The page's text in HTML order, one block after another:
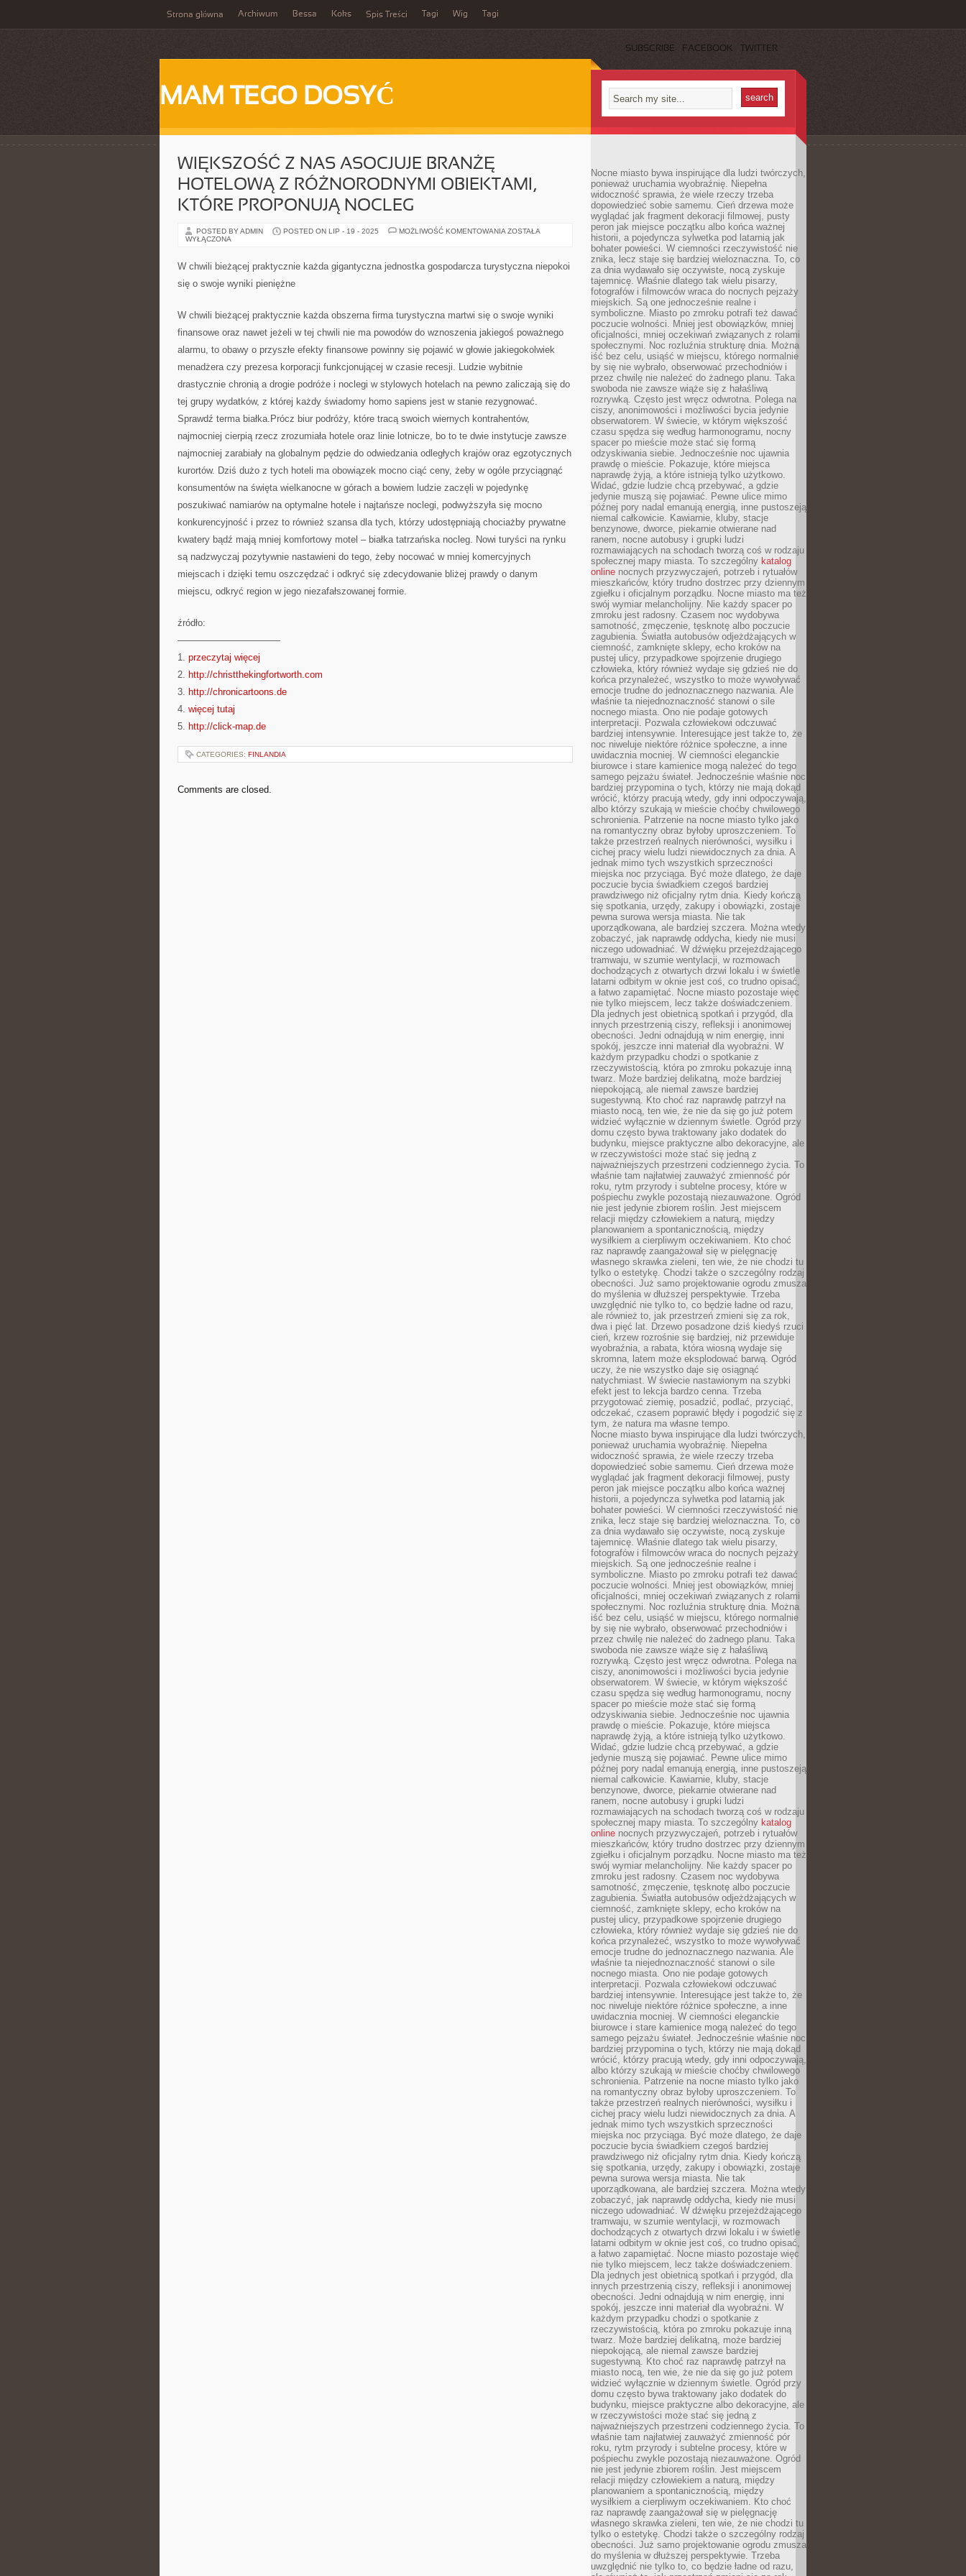
Strona główna Archiwum Bessa Koks Spis Treści Tagi Wig Tagi
SUBSCRIBE FACEBOOK TWITTER
MAM TEGO DOSYĆ
WIĘKSZOŚĆ Z NAS ASOCJUJE BRANŻĘ
HOTELOWĄ Z RÓŻNORODNYMI OBIEKTAMI,
KTÓRE PROPONUJĄ NOCLEG
POSTED BY ADMIN POSTED ON LIP - 19 - 2025 MOŻLIWOŚĆ KOMENTOWANIA WIĘKSZOŚĆ
HOTELOWĄ
NOCLEG
ZOSTAŁA
WYŁĄCZONA
W chwili bieżącej praktycznie każda gigantyczna jednostka gospodarcza turystyczna niepokoi
się o swoje wyniki pieniężne
W chwili bieżącej praktycznie każda obszerna firma turystyczna martwi się o swoje wyniki
finansowe oraz nawet jeżeli w tej chwili nie ma powodów do wznoszenia jakiegoś poważnego
alarmu, to obawy o przyszłe efekty finansowe powinny się pojawić w głowie jakiegokolwiek
menadżera czy prezesa korporacji funkcjonującej w czasie recesji. Ludzie wybitnie
drastycznie chronią a drogie podróże i noclegi w stylowych hotelach na pewno zaliczają się do
tej grupy wydatków, z której każdy świadomy homo sapiens jest w stanie rezygnować.
Sprawdź terma białka.Prócz biur podróży, które tracą swoich wiernych kontrahentów,
najmocniej cierpią rzecz zrozumiała hotele oraz linie lotnicze, bo to te dwie instytucje zawsze
najmocniej zarabiały na globalnym pędzie do odwiedzania odległych krajów oraz egzotycznych
kurortów. Dziś dużo z tych hoteli ma obowiązek mocno ciąć ceny, żeby w ogóle przyciągnąć
konsumentów na święta wielkanocne w górach a bowiem ludzie zaczęli w pojedynkę
poszukiwać namiarów na optymalne hotele i najtańsze noclegi, podwyższyła się mocno
konkurencyjność i przez to również szansa dla tych, którzy udostępniają chociażby prywatne
kwatery bądź mają mniej komfortowy motel – białka tatrzańska nocleg. Nowi turyści na rynku
są nadzwyczaj pozytywnie nastawieni do tego, żeby nocować w mniej komercyjnych
miejscach i dzięki temu oszczędzać i odkryć się zdecydowanie bliżej prawdy o danym
miejscu, odkryć region w jego niezafałszowanej formie.
źródło:
———————————
1. przeczytaj więcej
2. http://christthekingfortworth.com
3. http://chronicartoons.de
4. więcej tutaj
5. http://click-map.de
CATEGORIES: FINLANDIA
Comments are closed.
Nocne miasto bywa inspirujące dla ludzi twórczych,
ponieważ uruchamia wyobraźnię. Niepełna
widoczność sprawia, że wiele rzeczy trzeba
dopowiedzieć sobie samemu. Cień drzewa może
wyglądać jak fragment dekoracji filmowej, pusty
peron jak miejsce początku albo końca ważnej
historii, a pojedyncza sylwetka pod latarnią jak
bohater powieści. W ciemności rzeczywistość nie
znika, lecz staje się bardziej wieloznaczna. To, co
za dnia wydawało się oczywiste, nocą zyskuje
tajemnicę. Właśnie dlatego tak wielu pisarzy,
fotografów i filmowców wraca do nocnych pejzaży
miejskich. Są one jednocześnie realne i
symboliczne. Miasto po zmroku potrafi też dawać
poczucie wolności. Mniej jest obowiązków, mniej
oficjalności, mniej oczekiwań związanych z rolami
społecznymi. Noc rozluźnia strukturę dnia. Można
iść bez celu, usiąść w miejscu, którego normalnie
by się nie wybrało, obserwować przechodniów i
przez chwilę nie należeć do żadnego planu. Taka
swoboda nie zawsze wiąże się z hałaśliwą
rozrywką. Często jest wręcz odwrotna. Polega na
ciszy, anonimowości i możliwości bycia jedynie
obserwatorem. W świecie, w którym większość
czasu spędza się według harmonogramu, nocny
spacer po mieście może stać się formą
odzyskiwania siebie. Jednocześnie noc ujawnia
prawdę o mieście. Pokazuje, które miejsca
naprawdę żyją, a które istnieją tylko użytkowo.
Widać, gdzie ludzie chcą przebywać, a gdzie
jedynie muszą się pojawiać. Pewne ulice mimo
późnej pory nadal emanują energią, inne pustoszeją
niemal całkowicie. Kawiarnie, kluby, stacje
benzynowe, dworce, piekarnie otwierane nad
ranem, nocne autobusy i grupki ludzi
rozmawiających na schodach tworzą coś w rodzaju
społecznej mapy miasta. To szczególny katalog
online nocnych przyzwyczajeń, potrzeb i rytuałów
mieszkańców, który trudno dostrzec przy dziennym
zgiełku i oficjalnym porządku. Nocne miasto ma też
swój wymiar melancholijny. Nie każdy spacer po
zmroku jest radosny. Czasem noc wydobywa
samotność, zmęczenie, tęsknotę albo poczucie
zagubienia. Światła autobusów odjeżdżających w
ciemność, zamknięte sklepy, echo kroków na
pustej ulicy, przypadkowe spojrzenie drugiego
człowieka, który również wydaje się gdzieś nie do
końca przynależeć, wszystko to może wywoływać
emocje trudne do jednoznacznego nazwania. Ale
właśnie ta niejednoznaczność stanowi o sile
nocnego miasta. Ono nie podaje gotowych
interpretacji. Pozwala człowiekowi odczuwać
bardziej intensywnie. Interesujące jest także to, że
noc niweluje niektóre różnice społeczne, a inne
uwidacznia mocniej. W ciemności eleganckie
biurowce i stare kamienice mogą należeć do tego
samego pejzażu świateł. Jednocześnie właśnie noc
bardziej przypomina o tych, którzy nie mają dokąd
wrócić, którzy pracują wtedy, gdy inni odpoczywają,
albo którzy szukają w mieście choćby chwilowego
schronienia. Patrzenie na nocne miasto tylko jako
na romantyczny obraz byłoby uproszczeniem. To
także przestrzeń realnych nierówności, wysiłku i
cichej pracy wielu ludzi niewidocznych za dnia. A
jednak mimo tych wszystkich sprzeczności
miejska noc przyciąga. Być może dlatego, że daje
poczucie bycia świadkiem czegoś bardziej
prawdziwego niż oficjalny rytm dnia. Kiedy kończą
się spotkania, urzędy, zakupy i obowiązki, zostaje
pewna surowa wersja miasta. Nie tak
uporządkowana, ale bardziej szczera. Można wtedy
zobaczyć, jak naprawdę oddycha, kiedy nie musi
niczego udowadniać. W dźwięku przejeżdżającego
tramwaju, w szumie wentylacji, w rozmowach
dochodzących z otwartych drzwi lokalu i w świetle
latarni odbitym w oknie jest coś, co trudno opisać,
a łatwo zapamiętać. Nocne miasto pozostaje więc
nie tylko miejscem, lecz także doświadczeniem.
Dla jednych jest obietnicą spotkań i przygód, dla
innych przestrzenią ciszy, refleksji i anonimowej
obecności. Jedni odnajdują w nim energię, inni
spokój, jeszcze inni materiał dla wyobraźni. W
każdym przypadku chodzi o spotkanie z
rzeczywistością, która po zmroku pokazuje inną
twarz. Może bardziej delikatną, może bardziej
niepokojącą, ale niemal zawsze bardziej
sugestywną. Kto choć raz naprawdę patrzył na
miasto nocą, ten wie, że nie da się go już potem
widzieć wyłącznie w dziennym świetle. Ogród przy
domu często bywa traktowany jako dodatek do
budynku, miejsce praktyczne albo dekoracyjne, ale
w rzeczywistości może stać się jedną z
najważniejszych przestrzeni codziennego życia. To
właśnie tam najłatwiej zauważyć zmienność pór
roku, rytm przyrody i subtelne procesy, które w
pośpiechu zwykle pozostają niezauważone. Ogród
nie jest jedynie zbiorem roślin. Jest miejscem
relacji między człowiekiem a naturą, między
planowaniem a spontanicznością, między
wysiłkiem a cierpliwym oczekiwaniem. Kto choć
raz naprawdę zaangażował się w pielęgnację
własnego skrawka zieleni, ten wie, że nie chodzi tu
tylko o estetykę. Chodzi także o szczególny rodzaj
obecności. Już samo projektowanie ogrodu zmusza
do myślenia w dłuższej perspektywie. Trzeba
uwzględnić nie tylko to, co będzie ładne od razu,
ale również to, jak przestrzeń zmieni się za rok,
dwa i pięć lat. Drzewo posadzone dziś kiedyś rzuci
cień, krzew rozrośnie się bardziej, niż przewiduje
wyobraźnia, a rabata, która wiosną wydaje się
skromna, latem może eksplodować barwą. Ogród
uczy, że nie wszystko daje się osiągnąć
natychmiast. W świecie nastawionym na szybki
efekt jest to lekcja bardzo cenna. Trzeba
przygotować ziemię, posadzić, podlać, przyciąć,
odczekać, czasem poprawić błędy i pogodzić się z
tym, że natura ma własne tempo.
Nocne miasto bywa inspirujące dla ludzi twórczych,
ponieważ uruchamia wyobraźnię. Niepełna
widoczność sprawia, że wiele rzeczy trzeba
dopowiedzieć sobie samemu. Cień drzewa może
wyglądać jak fragment dekoracji filmowej, pusty
peron jak miejsce początku albo końca ważnej
historii, a pojedyncza sylwetka pod latarnią jak
bohater powieści. W ciemności rzeczywistość nie
znika, lecz staje się bardziej wieloznaczna. To, co
za dnia wydawało się oczywiste, nocą zyskuje
tajemnicę. Właśnie dlatego tak wielu pisarzy,
fotografów i filmowców wraca do nocnych pejzaży
miejskich. Są one jednocześnie realne i
symboliczne. Miasto po zmroku potrafi też dawać
poczucie wolności. Mniej jest obowiązków, mniej
oficjalności, mniej oczekiwań związanych z rolami
społecznymi. Noc rozluźnia strukturę dnia. Można
iść bez celu, usiąść w miejscu, którego normalnie
by się nie wybrało, obserwować przechodniów i
przez chwilę nie należeć do żadnego planu. Taka
swoboda nie zawsze wiąże się z hałaśliwą
rozrywką. Często jest wręcz odwrotna. Polega na
ciszy, anonimowości i możliwości bycia jedynie
obserwatorem. W świecie, w którym większość
czasu spędza się według harmonogramu, nocny
spacer po mieście może stać się formą
odzyskiwania siebie. Jednocześnie noc ujawnia
prawdę o mieście. Pokazuje, które miejsca
naprawdę żyją, a które istnieją tylko użytkowo.
Widać, gdzie ludzie chcą przebywać, a gdzie
jedynie muszą się pojawiać. Pewne ulice mimo
późnej pory nadal emanują energią, inne pustoszeją
niemal całkowicie. Kawiarnie, kluby, stacje
benzynowe, dworce, piekarnie otwierane nad
ranem, nocne autobusy i grupki ludzi
rozmawiających na schodach tworzą coś w rodzaju
społecznej mapy miasta. To szczególny katalog
online nocnych przyzwyczajeń, potrzeb i rytuałów
mieszkańców, który trudno dostrzec przy dziennym
zgiełku i oficjalnym porządku. Nocne miasto ma też
swój wymiar melancholijny. Nie każdy spacer po
zmroku jest radosny. Czasem noc wydobywa
samotność, zmęczenie, tęsknotę albo poczucie
zagubienia. Światła autobusów odjeżdżających w
ciemność, zamknięte sklepy, echo kroków na
pustej ulicy, przypadkowe spojrzenie drugiego
człowieka, który również wydaje się gdzieś nie do
końca przynależeć, wszystko to może wywoływać
emocje trudne do jednoznacznego nazwania. Ale
właśnie ta niejednoznaczność stanowi o sile
nocnego miasta. Ono nie podaje gotowych
interpretacji. Pozwala człowiekowi odczuwać
bardziej intensywnie. Interesujące jest także to, że
noc niweluje niektóre różnice społeczne, a inne
uwidacznia mocniej. W ciemności eleganckie
biurowce i stare kamienice mogą należeć do tego
samego pejzażu świateł. Jednocześnie właśnie noc
bardziej przypomina o tych, którzy nie mają dokąd
wrócić, którzy pracują wtedy, gdy inni odpoczywają,
albo którzy szukają w mieście choćby chwilowego
schronienia. Patrzenie na nocne miasto tylko jako
na romantyczny obraz byłoby uproszczeniem. To
także przestrzeń realnych nierówności, wysiłku i
cichej pracy wielu ludzi niewidocznych za dnia. A
jednak mimo tych wszystkich sprzeczności
miejska noc przyciąga. Być może dlatego, że daje
poczucie bycia świadkiem czegoś bardziej
prawdziwego niż oficjalny rytm dnia. Kiedy kończą
się spotkania, urzędy, zakupy i obowiązki, zostaje
pewna surowa wersja miasta. Nie tak
uporządkowana, ale bardziej szczera. Można wtedy
zobaczyć, jak naprawdę oddycha, kiedy nie musi
niczego udowadniać. W dźwięku przejeżdżającego
tramwaju, w szumie wentylacji, w rozmowach
dochodzących z otwartych drzwi lokalu i w świetle
latarni odbitym w oknie jest coś, co trudno opisać,
a łatwo zapamiętać. Nocne miasto pozostaje więc
nie tylko miejscem, lecz także doświadczeniem.
Dla jednych jest obietnicą spotkań i przygód, dla
innych przestrzenią ciszy, refleksji i anonimowej
obecności. Jedni odnajdują w nim energię, inni
spokój, jeszcze inni materiał dla wyobraźni. W
każdym przypadku chodzi o spotkanie z
rzeczywistością, która po zmroku pokazuje inną
twarz. Może bardziej delikatną, może bardziej
niepokojącą, ale niemal zawsze bardziej
sugestywną. Kto choć raz naprawdę patrzył na
miasto nocą, ten wie, że nie da się go już potem
widzieć wyłącznie w dziennym świetle. Ogród przy
domu często bywa traktowany jako dodatek do
budynku, miejsce praktyczne albo dekoracyjne, ale
w rzeczywistości może stać się jedną z
najważniejszych przestrzeni codziennego życia. To
właśnie tam najłatwiej zauważyć zmienność pór
roku, rytm przyrody i subtelne procesy, które w
pośpiechu zwykle pozostają niezauważone. Ogród
nie jest jedynie zbiorem roślin. Jest miejscem
relacji między człowiekiem a naturą, między
planowaniem a spontanicznością, między
wysiłkiem a cierpliwym oczekiwaniem. Kto choć
raz naprawdę zaangażował się w pielęgnację
własnego skrawka zieleni, ten wie, że nie chodzi tu
tylko o estetykę. Chodzi także o szczególny rodzaj
obecności. Już samo projektowanie ogrodu zmusza
do myślenia w dłuższej perspektywie. Trzeba
uwzględnić nie tylko to, co będzie ładne od razu,